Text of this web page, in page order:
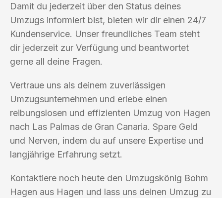
Damit du jederzeit über den Status deines
Umzugs informiert bist, bieten wir dir einen 24/7
Kundenservice. Unser freundliches Team steht
dir jederzeit zur Verfügung und beantwortet
gerne all deine Fragen.
Vertraue uns als deinem zuverlässigen
Umzugsunternehmen und erlebe einen
reibungslosen und effizienten Umzug von Hagen
nach Las Palmas de Gran Canaria. Spare Geld
und Nerven, indem du auf unsere Expertise und
langjährige Erfahrung setzt.
Kontaktiere noch heute den Umzugskönig Bohm
Hagen aus Hagen und lass uns deinen Umzug zu